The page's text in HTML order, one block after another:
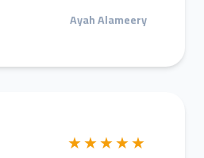
Ayah Alameery
★★★★★